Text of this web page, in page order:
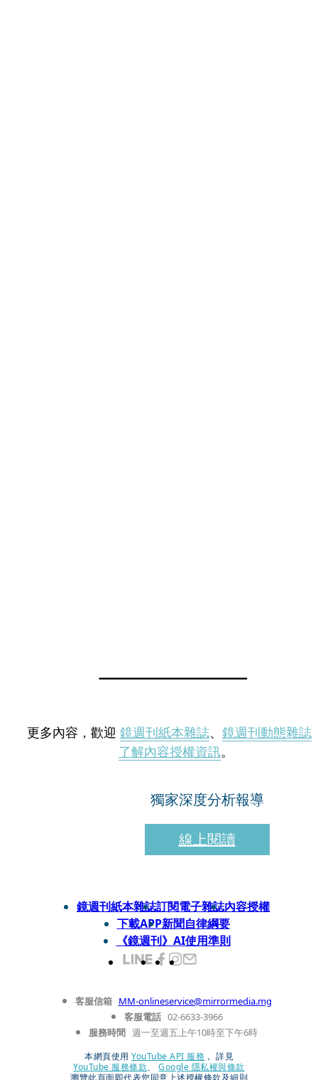
更多內容，歡迎 鏡週刊紙本雜誌、 鏡週刊動態雜誌
了解內容授權資訊。
獨家深度分析報導
線上閱讀
鏡週刊紙本雜誌訂閱電子雜誌內容授權
下載APP新聞自律綱要
《鏡週刊》AI使用準則
客服信箱 MM-onlineservice@mirrormedia.mg
客服電話 02-6633-3966
服務時間 週一至週五上午10時至下午6時
本網頁使用 YouTube API 服務 ， 詳見
YouTube 服務條款、
Google 隱私權與條款
瀏覽此頁面即代表您同意上述授權條款及細則